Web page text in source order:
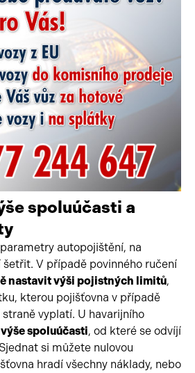
spoluúčasti a
autopojištění, na
V případě povinného ručení
nastavit výši pojistných limitů,
kterou pojišťovna v případě
vyplatí. U havarijního
spoluúčasti, od které se odvíjí
si můžete nulovou
hradí všechny náklady, nebo